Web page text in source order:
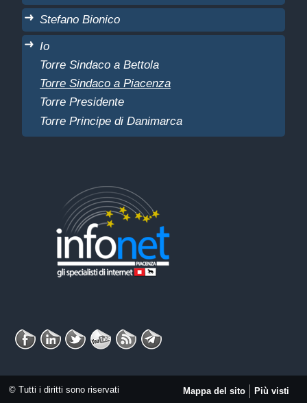
Stefano Bionico
Io
Torre Sindaco a Bettola
Torre Sindaco a Piacenza
Torre Presidente
Torre Principe di Danimarca
© Tutti i diritti sono riservati Mappa del sito Più visti